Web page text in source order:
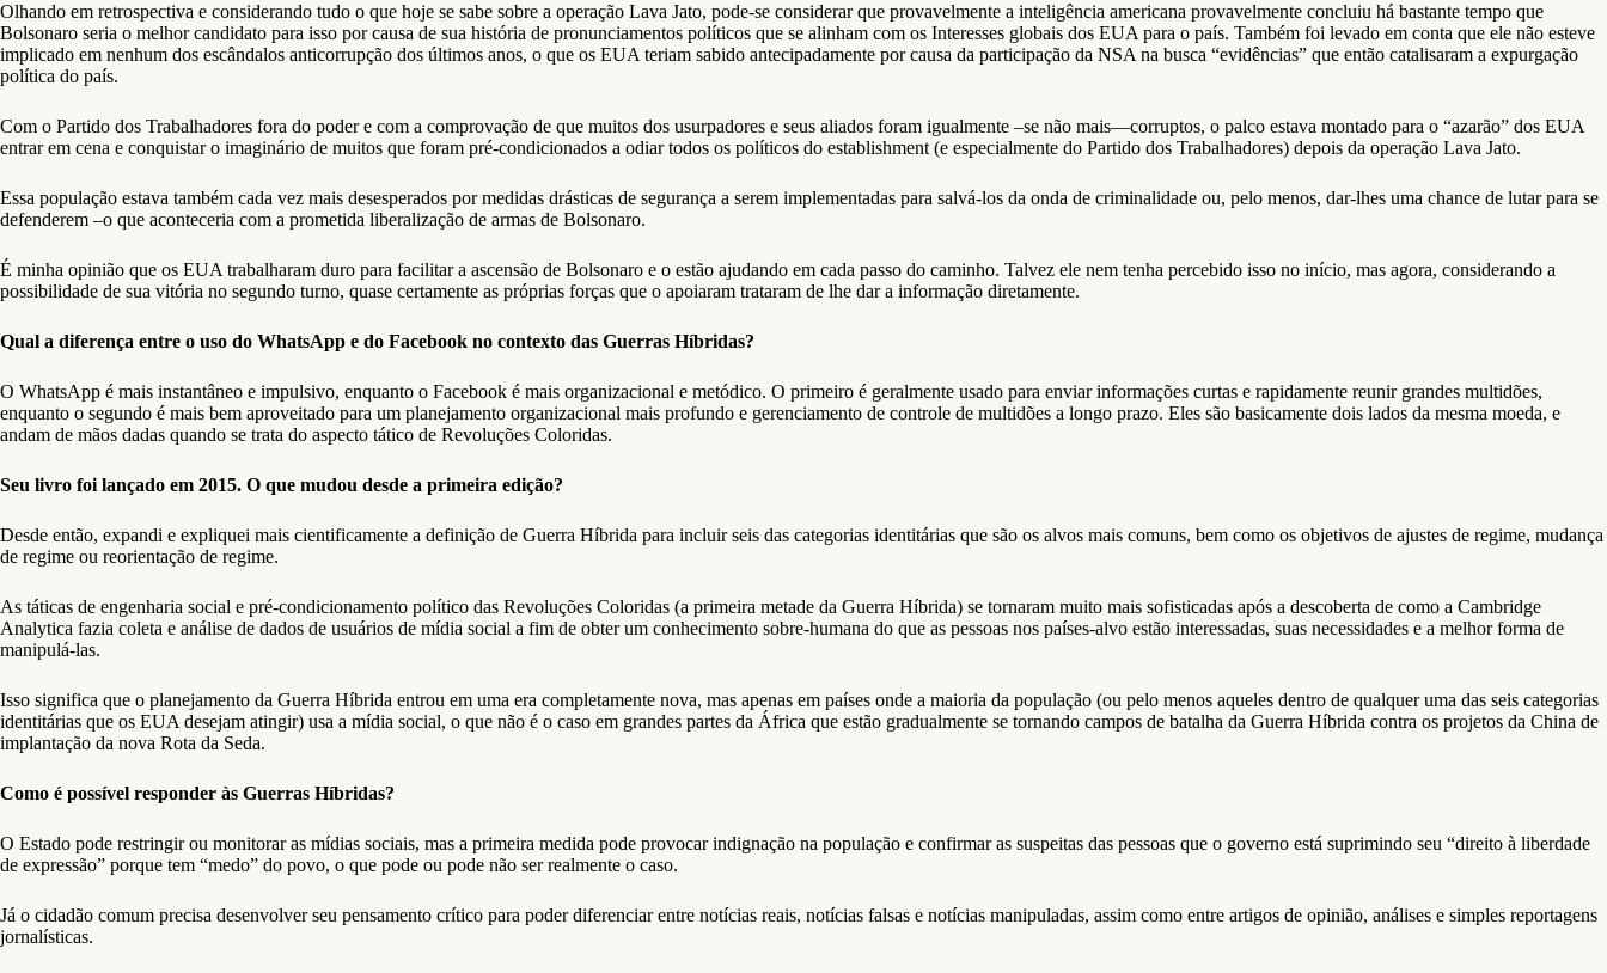
Olhando em retrospectiva e considerando tudo o que hoje se sabe sobre a operação Lava Jato, pode-se considerar que provavelmente a inteligência americana provavelmente concluiu há bastante tempo que
Bolsonaro seria o melhor candidato para isso por causa de sua história de pronunciamentos políticos que se alinham com os Interesses globais dos EUA para o país. Também foi levado em conta que ele não esteve
implicado em nenhum dos escândalos anticorrupção dos últimos anos, o que os EUA teriam sabido antecipadamente por causa da participação da NSA na busca “evidências” que então catalisaram a expurgação
política do país.
Com o Partido dos Trabalhadores fora do poder e com a comprovação de que muitos dos usurpadores e seus aliados foram igualmente –se não mais—corruptos, o palco estava montado para o “azarão” dos EUA
entrar em cena e conquistar o imaginário de muitos que foram pré-condicionados a odiar todos os políticos do establishment (e especialmente do Partido dos Trabalhadores) depois da operação Lava Jato.
Essa população estava também cada vez mais desesperados por medidas drásticas de segurança a serem implementadas para salvá-los da onda de criminalidade ou, pelo menos, dar-lhes uma chance de lutar para se
defenderem –o que aconteceria com a prometida liberalização de armas de Bolsonaro.
É minha opinião que os EUA trabalharam duro para facilitar a ascensão de Bolsonaro e o estão ajudando em cada passo do caminho. Talvez ele nem tenha percebido isso no início, mas agora, considerando a
possibilidade de sua vitória no segundo turno, quase certamente as próprias forças que o apoiaram trataram de lhe dar a informação diretamente.
Qual a diferença entre o uso do WhatsApp e do Facebook no contexto das Guerras Híbridas?
O WhatsApp é mais instantâneo e impulsivo, enquanto o Facebook é mais organizacional e metódico. O primeiro é geralmente usado para enviar informações curtas e rapidamente reunir grandes multidões,
enquanto o segundo é mais bem aproveitado para um planejamento organizacional mais profundo e gerenciamento de controle de multidões a longo prazo. Eles são basicamente dois lados da mesma moeda, e
andam de mãos dadas quando se trata do aspecto tático de Revoluções Coloridas.
Seu livro foi lançado em 2015. O que mudou desde a primeira edição?
Desde então, expandi e expliquei mais cientificamente a definição de Guerra Híbrida para incluir seis das categorias identitárias que são os alvos mais comuns, bem como os objetivos de ajustes de regime, mudança
de regime ou reorientação de regime.
As táticas de engenharia social e pré-condicionamento político das Revoluções Coloridas (a primeira metade da Guerra Híbrida) se tornaram muito mais sofisticadas após a descoberta de como a Cambridge
Analytica fazia coleta e análise de dados de usuários de mídia social a fim de obter um conhecimento sobre-humana do que as pessoas nos países-alvo estão interessadas, suas necessidades e a melhor forma de
manipulá-las.
Isso significa que o planejamento da Guerra Híbrida entrou em uma era completamente nova, mas apenas em países onde a maioria da população (ou pelo menos aqueles dentro de qualquer uma das seis categorias
identitárias que os EUA desejam atingir) usa a mídia social, o que não é o caso em grandes partes da África que estão gradualmente se tornando campos de batalha da Guerra Híbrida contra os projetos da China de
implantação da nova Rota da Seda.
Como é possível responder às Guerras Híbridas?
O Estado pode restringir ou monitorar as mídias sociais, mas a primeira medida pode provocar indignação na população e confirmar as suspeitas das pessoas que o governo está suprimindo seu “direito à liberdade
de expressão” porque tem “medo” do povo, o que pode ou pode não ser realmente o caso.
Já o cidadão comum precisa desenvolver seu pensamento crítico para poder diferenciar entre notícias reais, notícias falsas e notícias manipuladas, assim como entre artigos de opinião, análises e simples reportagens
jornalísticas.